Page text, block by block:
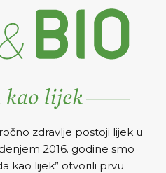
funkcije i pamćenje
Za pravilnu funkciju srca,
smanjuje rizik od
ateroskleroze.
zdravlje postoji lijek u
2016. godine smo
kao lijek” otvorili prvu